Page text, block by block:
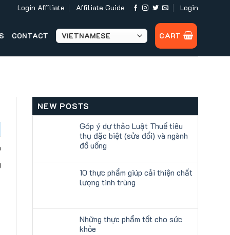
Login Affiliate Affiliate Guide Login
CONTACT CART
NEW POSTS
Góp ý dự thảo Luật Thuế tiêu
thụ đặc biệt (sửa đổi) và ngành
đồ uống
10 thực phẩm giúp cải thiện chất
lượng tinh trùng
Những thực phẩm tốt cho sức
khỏe